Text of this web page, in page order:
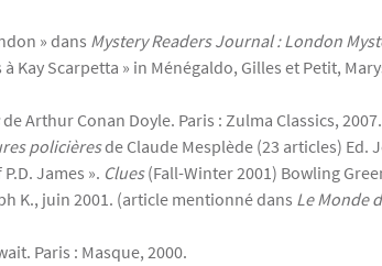
» dans Mystery Readers Journal : London
Kay Scarpetta » in Ménégaldo, Gilles et Petit,
de Arthur Conan Doyle. Paris : Zulma Classics, 2007.
policièresde Claude Mesplède (23 articles) Ed.
James ». Clues(Fall-Winter 2001) Bowling
K., juin 2001. (article mentionné dans Le Monde
Paris : Masque, 2000.